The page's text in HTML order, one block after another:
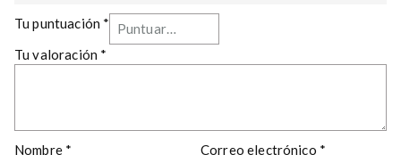
Tu puntuación *
Tu valoración *
Nombre * Correo electrónico *